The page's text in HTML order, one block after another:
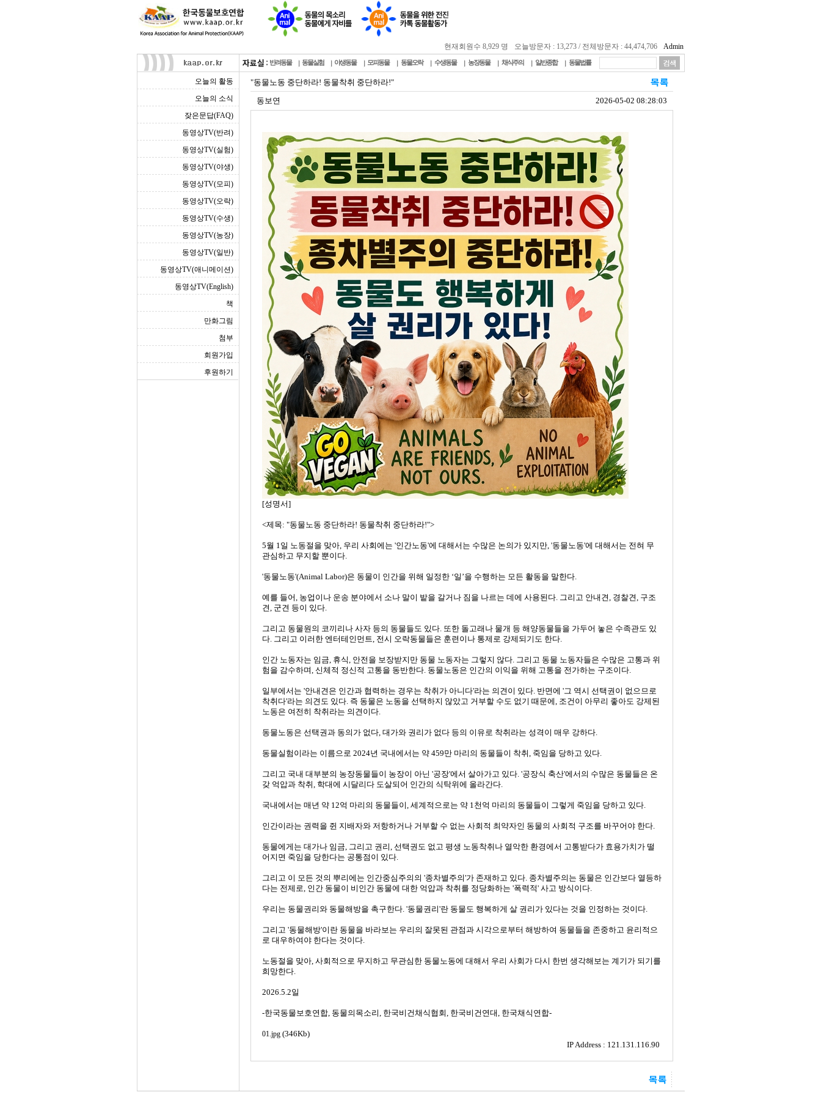
현재회원수 8,929 명 오늘방문자 : 13,273 / 전체방문자 : 44,474,706 Admin
반려동물 동물실험 야생동물 모피동물 동물오락 수생동물 농장동물 채식주의 일반종합 동물법률
오늘의 활동
오늘의 소식
잦은문답(FAQ)
동영상TV(반려)
동영상TV(실험)
동영상TV(야생)
동영상TV(모피)
동영상TV(오락)
동영상TV(수생)
동영상TV(농장)
동영상TV(일반)
동영상TV(애니메이션)
동영상TV(English)
책
만화그림
첨부
회원가입
후원하기
"동물노동 중단하라! 동물착취 중단하라!"
동보연
2026-05-02 08:28:03
[성명서]
<제목: "동물노동 중단하라! 동물착취 중단하라!">
5월 1일 노동절을 맞아, 우리 사회에는 '인간노동'에 대해서는 수많은 논의가 있지만, '동물노동'에 대해서는 전혀 무
관심하고 무지할 뿐이다.
'동물노동'(Animal Labor)은 동물이 인간을 위해 일정한 ‘일’을 수행하는 모든 활동을 말한다.
예를 들어, 농업이나 운송 분야에서 소나 말이 밭을 갈거나 짐을 나르는 데에 사용된다. 그리고 안내견, 경찰견, 구조
견, 군견 등이 있다.
그리고 동물원의 코끼리나 사자 등의 동물들도 있다. 또한 돌고래나 물개 등 해양동물들을 가두어 놓은 수족관도 있
다. 그리고 이러한 엔터테인먼트, 전시 오락동물들은 훈련이나 통제로 강제되기도 한다.
인간 노동자는 임금, 휴식, 안전을 보장받지만 동물 노동자는 그렇지 않다. 그리고 동물 노동자들은 수많은 고통과 위
험을 감수하며, 신체적 정신적 고통을 동반한다. 동물노동은 인간의 이익을 위해 고통을 전가하는 구조이다.
일부에서는 '안내견은 인간과 협력하는 경우는 착취가 아니다'라는 의견이 있다. 반면에 '그 역시 선택권이 없으므로
착취다'라는 의견도 있다. 즉 동물은 노동을 선택하지 않았고 거부할 수도 없기 때문에, 조건이 아무리 좋아도 강제된
노동은 여전히 착취라는 의견이다.
동물노동은 선택권과 동의가 없다, 대가와 권리가 없다 등의 이유로 착취라는 성격이 매우 강하다.
동물실험이라는 이름으로 2024년 국내에서는 약 459만 마리의 동물들이 착취, 죽임을 당하고 있다.
그리고 국내 대부분의 농장동물들이 농장이 아닌 '공장'에서 살아가고 있다. '공장식 축산'에서의 수많은 동물들은 온
갖 억압과 착취, 학대에 시달리다 도살되어 인간의 식탁위에 올라간다.
국내에서는 매년 약 12억 마리의 동물들이, 세계적으로는 약 1천억 마리의 동물들이 그렇게 죽임을 당하고 있다.
인간이라는 권력을 쥔 지배자와 저항하거나 거부할 수 없는 사회적 최약자인 동물의 사회적 구조를 바꾸어야 한다.
동물에게는 대가나 임금, 그리고 권리, 선택권도 없고 평생 노동착취나 열악한 환경에서 고통받다가 효용가치가 떨
어지면 죽임을 당한다는 공통점이 있다.
그리고 이 모든 것의 뿌리에는 인간중심주의의 '종차별주의'가 존재하고 있다. 종차별주의는 동물은 인간보다 열등하
다는 전제로, 인간 동물이 비인간 동물에 대한 억압과 착취를 정당화하는 '폭력적' 사고 방식이다.
우리는 동물권리와 동물해방을 촉구한다. '동물권리'란 동물도 행복하게 살 권리가 있다는 것을 인정하는 것이다.
그리고 '동물해방'이란 동물을 바라보는 우리의 잘못된 관점과 시각으로부터 해방하여 동물들을 존중하고 윤리적으
로 대우하여야 한다는 것이다.
노동절을 맞아, 사회적으로 무지하고 무관심한 동물노동에 대해서 우리 사회가 다시 한번 생각해보는 계기가 되기를
희망한다.
2026.5.2일
-한국동물보호연합, 동물의목소리, 한국비건채식협회, 한국비건연대, 한국채식연합-
01.jpg (346Kb)
IP Address : 121.131.116.90